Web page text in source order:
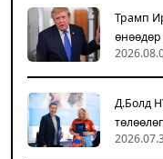
Трамп
Д.Болд